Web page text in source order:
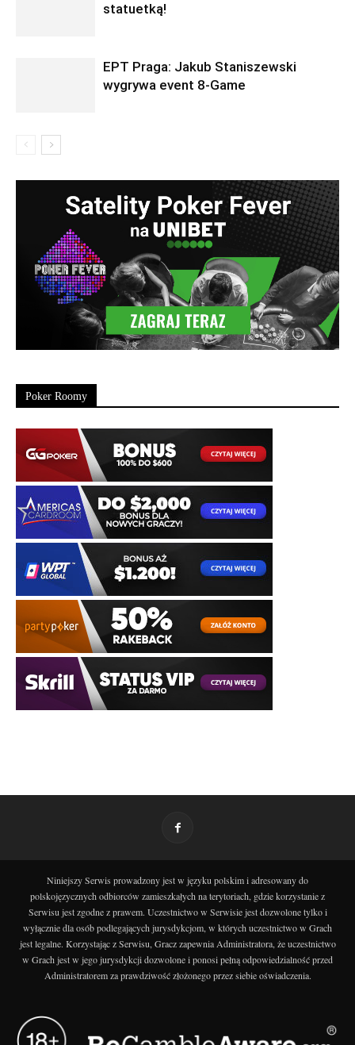
statuetką!
EPT Praga: Jakub Staniszewski
wygrywa event 8-Game
Poker Roomy
Niniejszy Serwis prowadzony jest w języku polskim i adresowany do
polskojęzycznych odbiorców zamieszkałych na terytoriach, gdzie korzystanie z
Serwisu jest zgodne z prawem. Uczestnictwo w Serwisie jest dozwolone tylko i
wyłącznie dla osób podlegających jurysdykcjom, w których uczestnictwo w Grach
jest legalne. Korzystając z Serwisu, Gracz zapewnia Administratora, że uczestnictwo
w Grach jest w jego jurysdykcji dozwolone i ponosi pełną odpowiedzialność przed
Administratorem za prawdziwość złożonego przez siebie oświadczenia.